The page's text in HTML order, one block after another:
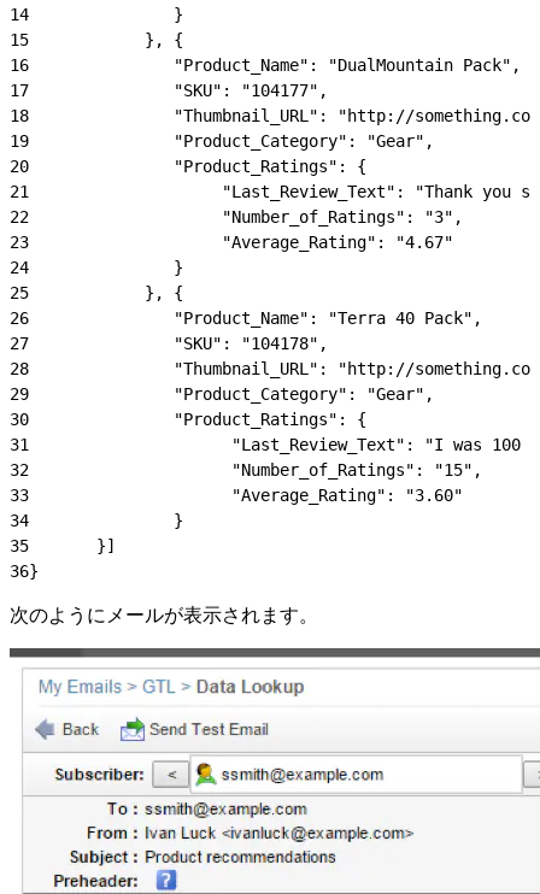
14
               }
15
            }, {
16
               "Product_Name": "DualMountain Pack",
17
               "SKU": "104177",
18
"Thumbnail_URL": "http://
19
               "Product_Category": "Gear",
20
               "Product_Ratings": {
21
"Last_Review_Text": "Thank you
22
                    "Number_of_Ratings": "3",
23
                    "Average_Rating": "4.67"
24
               }
25
            }, {
26
               "Product_Name": "Terra 40 Pack",
27
               "SKU": "104178",
28
"Thumbnail_URL": "http://
29
               "Product_Category": "Gear",
30
               "Product_Ratings": {
31
"Last_Review_Text": "I was 100
32
                     "Number_of_Ratings": "15",
33
                     "Average_Rating": "3.60"
34
               }
35
       }]
36}
次のようにメールが表示されます。